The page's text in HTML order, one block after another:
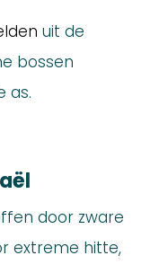
uit de
bossen
as.
door zware
extreme hitte,